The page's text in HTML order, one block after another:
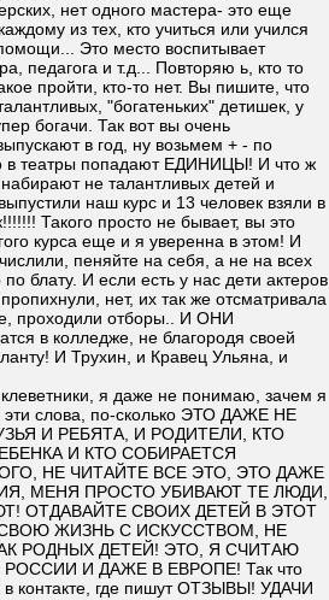
нет одного мастера- это еще
из тех, кто учиться или учился
Это место воспитывает
педагога и т.д... Повторяю ь, кто то
пройти, кто-то нет. Вы пишите, что
"богатеньких" детишек, у
богачи. Так вот вы очень
в год, ну возьмем + - по
в театры попадают ЕДИНИЦЫ! И что ж
не талантливых детей и
наш курс и 13 человек взяли в
Такого просто не бывает, вы это
курса еще и я уверенна в этом! И
пеняйте на себя, а не на всех
блату. И если есть у нас дети актеров
нет, их так же отсматривала
проходили отборы.. И ОНИ
в колледже, не благородя своей
И Трухин, и Кравец Ульяна, и
я даже не понимаю, зачем я
эти слова, по-сколько ЭТО ДАЖЕ НЕ
И РЕБЯТА, И РОДИТЕЛИ, КТО
И КТО СОБИРАЕТСЯ
НЕ ЧИТАЙТЕ ВСЕ ЭТО, ЭТО ДАЖЕ
МЕНЯ ПРОСТО УБИВАЮТ ТЕ ЛЮДИ,
ОТДАВАЙТЕ СВОИХ ДЕТЕЙ В ЭТОТ
ЖИЗНЬ С ИСКУССТВОМ, НЕ
РОДНЫХ ДЕТЕЙ! ЭТО, Я СЧИТАЮ
И ДАЖЕ В ЕВРОПЕ! Так что
в контакте, где пишут ОТЗЫВЫ! УДАЧИ